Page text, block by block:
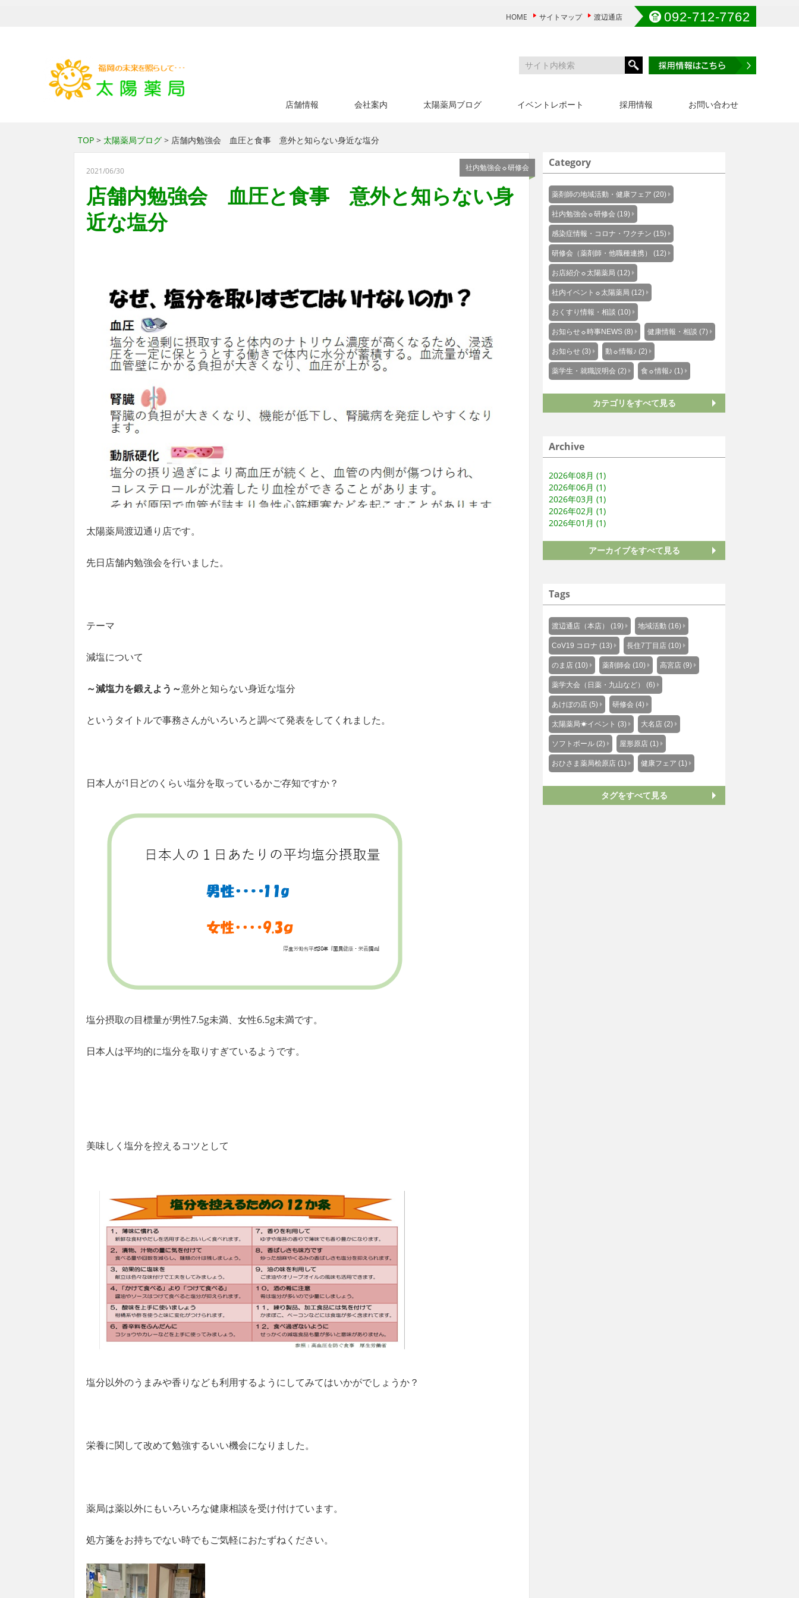
092-712-7762
HOME サイトマップ 渡辺通店
店舗情報 会社案内 太陽薬局ブログ イベントレポート 採用情報 お問い合わせ
TOP > 太陽薬局ブログ > 店舗内勉強会 血圧と食事 意外と知らない身近な塩分
社内勉強会☼研修会
2021/06/30
店舗内勉強会 血圧と食事 意外と知らない身
近な塩分
太陽薬局渡辺通り店です。
先日店舗内勉強会を行いました。
テーマ
減塩について
～減塩力を鍛えよう～意外と知らない身近な塩分
というタイトルで事務さんがいろいろと調べて発表をしてくれました。
日本人が1日どのくらい塩分を取っているかご存知ですか？
塩分摂取の目標量が男性7.5g未満、女性6.5g未満です。
日本人は平均的に塩分を取りすぎているようです。
美味しく塩分を控えるコツとして
塩分以外のうまみや香りなども利用するようにしてみてはいかがでしょうか？
栄養に関して改めて勉強するいい機会になりました。
薬局は薬以外にもいろいろな健康相談を受け付けています。
処方箋をお持ちでない時でもご気軽におたずねください。
Category
薬剤師の地域活動・健康フェア (20)
社内勉強会☼研修会 (19)
感染症情報・コロナ・ワクチン (15)
研修会（薬剤師・他職種連携） (12)
お店紹介☼太陽薬局 (12)
社内イベント☼太陽薬局 (12)
おくすり情報・相談 (10)
お知らせ☼時事NEWS (8) 健康情報・相談 (7)
お知らせ (3) 動☼情報♪ (2)
薬学生・就職説明会 (2) 食☼情報♪ (1)
カテゴリをすべて見る
Archive
2026年08月 (1)
2026年06月 (1)
2026年03月 (1)
2026年02月 (1)
2026年01月 (1)
アーカイブをすべて見る
Tags
渡辺通店（本店） (19) 地域活動 (16)
CoV19 コロナ (13) 長住7丁目店 (10)
のま店 (10) 薬剤師会 (10) 高宮店 (9)
薬学大会（日薬・九山など） (6)
あけぼの店 (5) 研修会 (4)
太陽薬局☀イベント (3) 大名店 (2)
ソフトボール (2) 屋形原店 (1)
おひさま薬局桧原店 (1) 健康フェア (1)
タグをすべて見る